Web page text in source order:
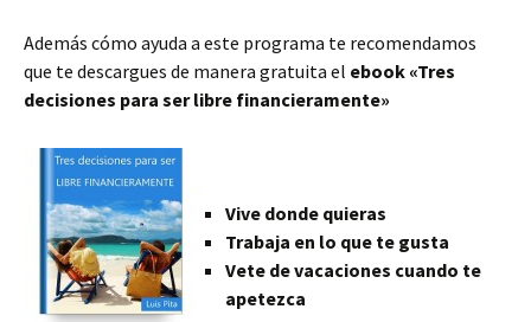
Además cómo ayuda a este programa te recomendamos
que te descargues de manera gratuita el ebook «Tres
decisiones para ser libre financieramente»
Vive donde quieras
Trabaja en lo que te gusta
Vete de vacaciones cuando te
apetezca